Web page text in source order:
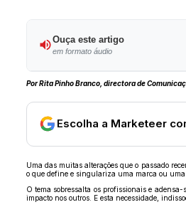
Ouça este artigo
em formato áudio
Por Rita Pinho Branco, directora de
Escolha a Marketeer
Uma das muitas alterações que o passado
o que define e singulariza uma marca ou uma
O tema sobressalta os profissionais e
impacto nos outros. E esta necessidade,